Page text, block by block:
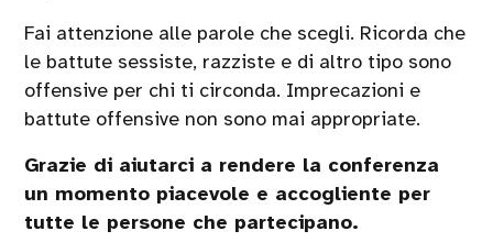
Fai attenzione alle parole che scegli. Ricorda che
le battute sessiste, razziste e di altro tipo sono
offensive per chi ti circonda. Imprecazioni e
battute offensive non sono mai appropriate.
Grazie di aiutarci a rendere la conferenza
un momento piacevole e accogliente per
tutte le persone che partecipano.